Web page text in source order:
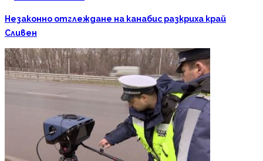
Незаконно отглеждане на канабис разкриха край
Сливен